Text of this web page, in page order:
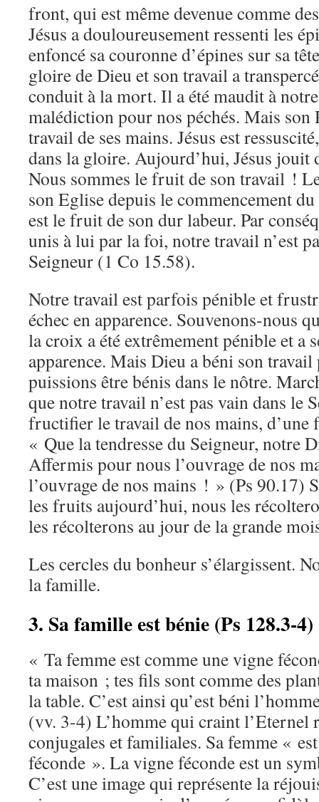
front, qui est même devenue comme
Jésus a douloureusement ressenti les
enfoncé sa couronne d’épines sur sa
gloire de Dieu et son travail a
conduit à la mort. Il a été maudit à
malédiction pour nos péchés. Mais son
travail de ses mains. Jésus est
dans la gloire. Aujourd’hui, Jésus jouit
Nous sommes le fruit de son travail !
son Eglise depuis le commencement
est le fruit de son dur labeur. Par
unis à lui par la foi, notre travail n’est
Seigneur (1 Co 15.58).
Notre travail est parfois pénible et
échec en apparence. Souvenons-nous
la croix a été extrêmement pénible et a
apparence. Mais Dieu a béni son
puissions être bénis dans le nôtre.
que notre travail n’est pas vain dans le
fructifier le travail de nos mains, d’une
« Que la tendresse du Seigneur, notre
Affermis pour nous l’ouvrage de nos
l’ouvrage de nos mains ! » (Ps 90.17)
les fruits aujourd’hui, nous les
les récolterons au jour de la grande
Les cercles du bonheur s’élargissent.
la famille.
3. Sa famille est bénie (Ps 128.3-4)
« Ta femme est comme une vigne
ta maison ; tes fils sont comme des
la table. C’est ainsi qu’est béni
(vv. 3-4) L’homme qui craint l’Eternel
conjugales et familiales. Sa femme «
féconde ». La vigne féconde est un
C’est une image qui représente la